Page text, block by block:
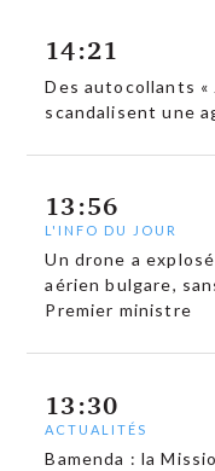
14:21
Des autocollants «
scandalisent une
13:56
L'INFO DU JOUR
Un drone a
aérien bulgare,
Premier ministre
13:30
ACTUALITÉS
Bamenda : la